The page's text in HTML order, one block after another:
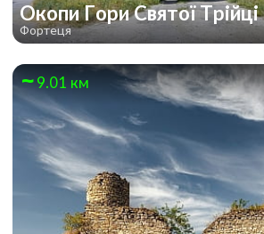
Окопи Гори Святої Трійці
Фортеця
9.01 км